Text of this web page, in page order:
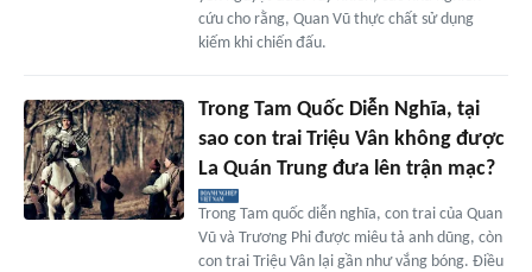
cứu cho rằng, Quan Vũ thực chất sử dụng
kiếm khi chiến đấu.
Trong Tam Quốc Diễn Nghĩa, tại
sao con trai Triệu Vân không được
La Quán Trung đưa lên trận mạc?
Trong Tam quốc diễn nghĩa, con trai của Quan
Vũ và Trương Phi được miêu tả anh dũng, còn
con trai Triệu Vân lại gần như vắng bóng. Điều